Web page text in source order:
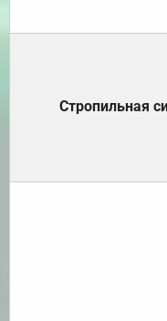
Стропильная